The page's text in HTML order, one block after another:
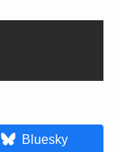
Bluesky